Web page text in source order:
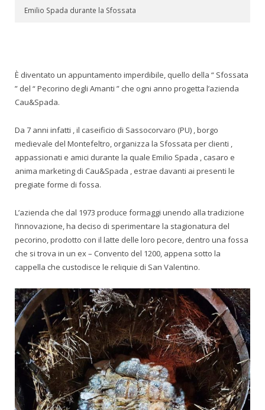
Emilio Spada durante la Sfossata
È diventato un appuntamento imperdibile, quello della “ Sfossata
” del “ Pecorino degli Amanti ” che ogni anno progetta l’azienda
Cau&Spada.
Da 7 anni infatti , il caseificio di Sassocorvaro (PU) , borgo
medievale del Montefeltro, organizza la Sfossata per clienti ,
appassionati e amici durante la quale Emilio Spada , casaro e
anima marketing di Cau&Spada , estrae davanti ai presenti le
pregiate forme di fossa.
L’azienda che dal 1973 produce formaggi unendo alla tradizione
l’innovazione, ha deciso di sperimentare la stagionatura del
pecorino, prodotto con il latte delle loro pecore, dentro una fossa
che si trova in un ex – Convento del 1200, appena sotto la
cappella che custodisce le reliquie di San Valentino.